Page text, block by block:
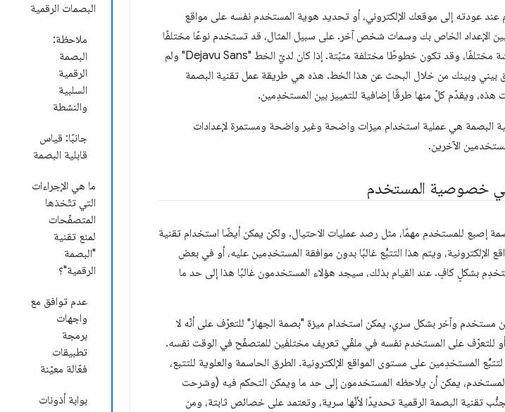
البصمات الرقمية
ملاحظة:
البصمة
الرقمية
السلبية
والنشطة
جانبًا: قياس
قابلية البصمة
ما هي الإجراءات
التي تتّخذها
المتصفّحات
لمنع تقنية
"البصمة
الرقمية"؟
عدم توافق مع
واجهات
برمجة
تطبيقات
فعّالة معيّنة
بوابة أذونات
عودته إلى موقعك الإلكتروني، أو تحديد هوية المستخدم نفسه على مواقع
الإعداد الخاص بك وسمات شخص آخر. على سبيل المثال، قد تستخدم نوعًا مختلفًا
من الأجهزة ومتصفّحًا مختلفًا، وقد يكون حجم الشاشة مختلفًا، وقد تكون خطوطًا مختلفة مثبّتة. إذا كان لديّ الخط "Dejavu Sans" ولم
بيني وبينك من خلال البحث عن هذا الخط. هذه هي طريقة عمل تقنية البصمة
هذه، ويقدّم كلّ منها طرقًا إضافية للتمييز بين المستخدِمين.
البصمة هي عملية استخدام ميزات واضحة وغير واضحة ومستمرة لإعدادات
الآخرين.
في خصوصية المستخدم
إصبع للمستخدم مهمًا، مثل رصد عمليات الاحتيال. ولكن يمكن أيضًا استخدام تقنية
الإلكترونية، ويتم هذا التتبُّع غالبًا بدون موافقة المستخدِمين عليه، أو في بعض
بشكلٍ كافٍ. عند القيام بذلك، سيجد هؤلاء المستخدمون غالبًا هذا إلى حد ما
مستخدم وآخر بشكل سري. يمكن استخدام ميزة "بصمة الجهاز" للتعرّف على أنّه لا
أو للتعرّف على المستخدم نفسه في ملفّي تعريف مختلفَين للمتصفّح في الوقت نفسه.
المستخدِمين على مستوى المواقع الإلكترونية. الطرق الحاسمة والعلوية للتتبع،
يمكن أن يلاحظه المستخدمون إلى حد ما ويمكن التحكم فيه (وشرحت
تقنية البصمة الرقمية تحديدًا لأنّها سرية، وتعتمد على خصائص ثابتة، ومن